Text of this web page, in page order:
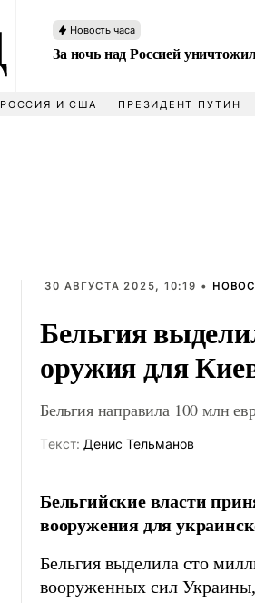
Новость часа
За ночь над Россией
РОССИЯ И США ПРЕЗИДЕНТ ПУТИН
30 АВГУСТА 2025, 10:19 •
Бельгия
оружия для
Бельгия направила 100 млн
Tекст: Денис Тельманов
Бельгийские власти
вооружения для
Бельгия выделила сто
вооруженных сил